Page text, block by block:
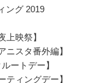
ング 2019
上映祭】
ニスタ番外編】
ートデー】
ティングデー】